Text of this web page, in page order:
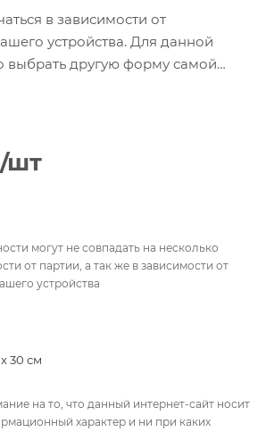
в зависимости от
устройства. Для данной
выбрать другую форму самой
/шт
могут не совпадать на несколько
от партии, а так же в зависимости от
устройства
30 см
на то, что данный интернет-сайт носит
характер и ни при каких